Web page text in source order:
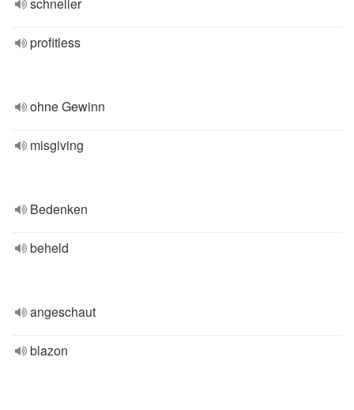
profitless
ohne Gewinn
misgiving
Bedenken
beheld
angeschaut
blazon